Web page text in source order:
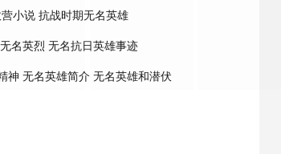
小说 抗战时期无名英雄
名英烈 无名抗日英雄事迹
神 无名英雄简介 无名英雄和潜伏